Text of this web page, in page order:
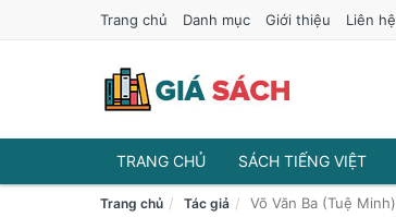
Trang chủ Danh mục Giới thiệu Liên hệ
TRANG CHỦ SÁCH TIẾNG VIỆT
Trang chủ Tác giả Võ Văn Ba (Tuệ Minh)